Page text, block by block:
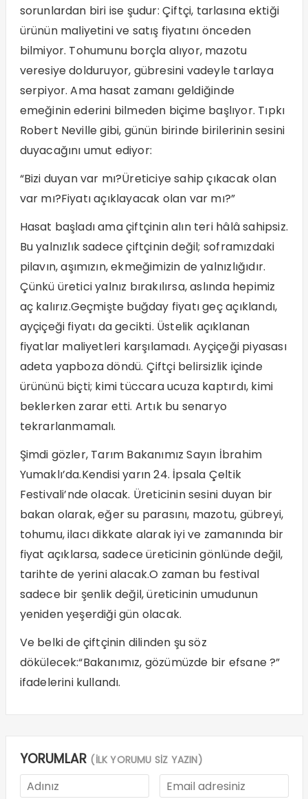
sorunlardan biri ise şudur: Çiftçi, tarlasına ektiği
ürünün maliyetini ve satış fiyatını önceden
bilmiyor. Tohumunu borçla alıyor, mazotu
veresiye dolduruyor, gübresini vadeyle tarlaya
serpiyor. Ama hasat zamanı geldiğinde
emeğinin ederini bilmeden biçime başlıyor. Tıpkı
Robert Neville gibi, günün birinde birilerinin sesini
duyacağını umut ediyor:
“Bizi duyan var mı?Üreticiye sahip çıkacak olan
var mı?Fiyatı açıklayacak olan var mı?”
Hasat başladı ama çiftçinin alın teri hâlâ sahipsiz.
Bu yalnızlık sadece çiftçinin değil; soframızdaki
pilavın, aşımızın, ekmeğimizin de yalnızlığıdır.
Çünkü üretici yalnız bırakılırsa, aslında hepimiz
aç kalırız.Geçmişte buğday fiyatı geç açıklandı,
ayçiçeği fiyatı da gecikti. Üstelik açıklanan
fiyatlar maliyetleri karşılamadı. Ayçiçeği piyasası
adeta yapboza döndü. Çiftçi belirsizlik içinde
ürününü biçti; kimi tüccara ucuza kaptırdı, kimi
beklerken zarar etti. Artık bu senaryo
tekrarlanmamalı.
Şimdi gözler, Tarım Bakanımız Sayın İbrahim
Yumaklı’da.Kendisi yarın 24. İpsala Çeltik
Festivali’nde olacak. Üreticinin sesini duyan bir
bakan olarak, eğer su parasını, mazotu, gübreyi,
tohumu, ilacı dikkate alarak iyi ve zamanında bir
fiyat açıklarsa, sadece üreticinin gönlünde değil,
tarihte de yerini alacak.O zaman bu festival
sadece bir şenlik değil, üreticinin umudunun
yeniden yeşerdiği gün olacak.
Ve belki de çiftçinin dilinden şu söz
dökülecek:“Bakanımız, gözümüzde bir efsane ?”
ifadelerini kullandı.
YORUMLAR (İLK YORUMU SİZ YAZIN)